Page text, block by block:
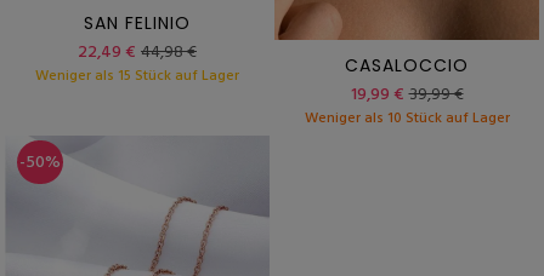
SAN FELINIO
22,49 € 44,98 €
Weniger als 15 Stück auf Lager CASALOCCIO
19,99 €39,99 €
Weniger als 10 Stück auf Lager
-50%